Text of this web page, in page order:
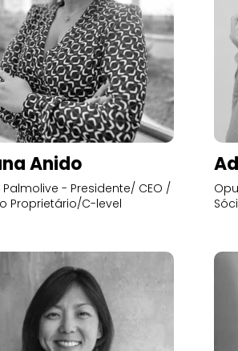
Anido
- Presidente/ CEO /
Proprietário/C-level